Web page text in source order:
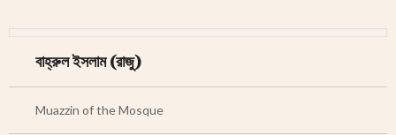
বাহ্রুল ইসলাম (রাজু)
Muazzin of the Mosque